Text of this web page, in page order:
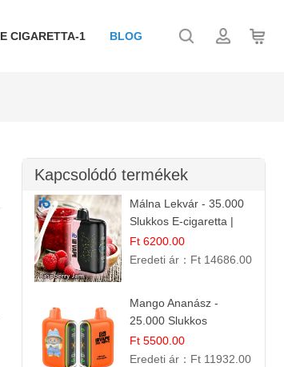
E CIGARETTA-1 BLOG
Kapcsolódó termékek
Málna Lekvár - 35.000
Slukkos E-cigaretta |
IBVape Bar Édes
Gyümölcs Íz
Ft 6200.00
Eredeti ár： Ft 14686.00
Mango Ananász -
25.000 Slukkos
eldobható E-cigaretta |
Trópusi Ízélmény
Ft 5500.00
Eredeti ár： Ft 11932.00